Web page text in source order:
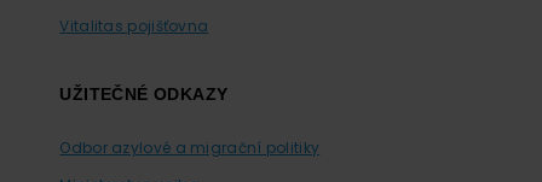
Vitalitas pojišťovna
UŽITEČNÉ ODKAZY
Odbor azylové a migrační politiky